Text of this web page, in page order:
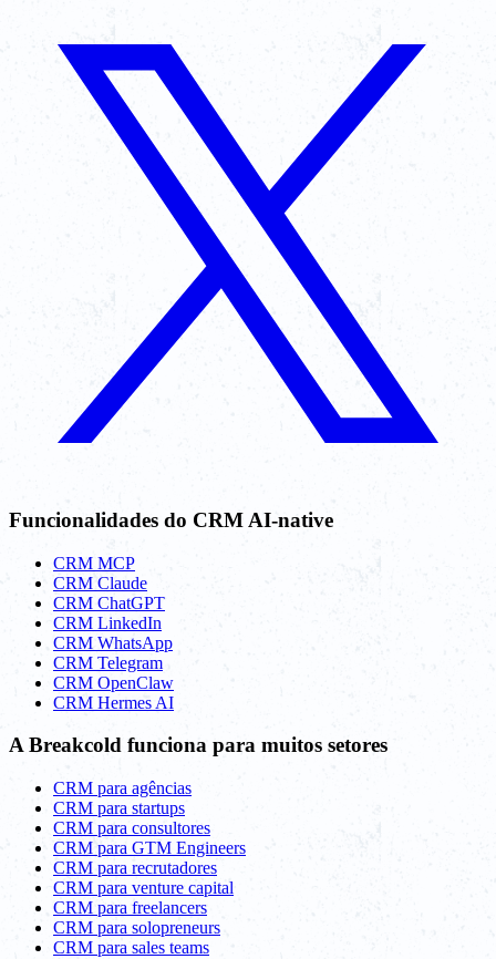
Funcionalidades do CRM AI-native
CRM MCP
CRM Claude
CRM ChatGPT
CRM LinkedIn
CRM WhatsApp
CRM Telegram
CRM OpenClaw
CRM Hermes AI
A Breakcold funciona para muitos setores
CRM para agências
CRM para startups
CRM para consultores
CRM para GTM Engineers
CRM para recrutadores
CRM para venture capital
CRM para freelancers
CRM para solopreneurs
CRM para sales teams